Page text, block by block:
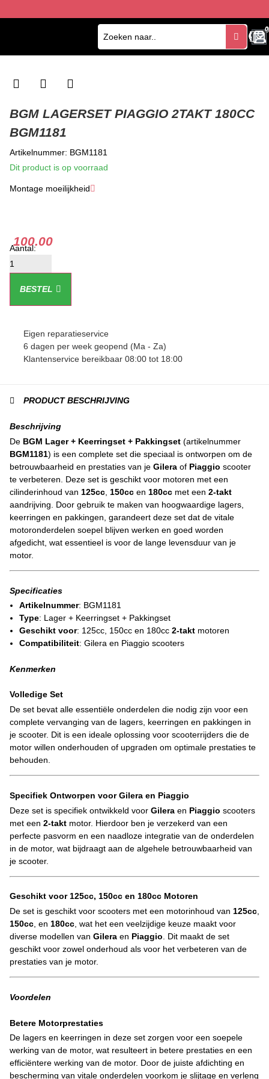
0
0
BGM LAGERSET PIAGGIO 2TAKT 180CC
BGM1181
Artikelnummer: BGM1181
Dit product is op voorraad
Montage moeilijkheid
★ ★
100.00
BESTEL
Eigen reparatieservice
6 dagen per week geopend (Ma - Za)
Klantenservice bereikbaar 08:00 tot 18:00
PRODUCT BESCHRIJVING
Beschrijving
De BGM Lager + Keerringset + Pakkingset (artikelnummer
BGM1181) is een complete set die speciaal is ontworpen om de
betrouwbaarheid en prestaties van je Gilera of Piaggio scooter
te verbeteren. Deze set is geschikt voor motoren met een
cilinderinhoud van 125cc 150cc en 180cc met een 2-takt
aandrijving. Door gebruik te maken van hoogwaardige lagers,
keerringen en pakkingen, garandeert deze set dat de vitale
motoronderdelen soepel blijven werken en goed worden
afgedicht, wat essentieel is voor de lange levensduur van je
motor.
Specificaties
Artikelnummer: BGM1181
Type: Lager + Keerringset + Pakkingset
Geschikt voor: 125cc, 150cc en 180cc 2-takt motoren
Compatibiliteit: Gilera en Piaggio scooters
Kenmerken
Volledige Set
De set bevat alle essentiële onderdelen die nodig zijn voor een
complete vervanging van de lagers, keerringen en pakkingen in
je scooter. Dit is een ideale oplossing voor scooterrijders die de
motor willen onderhouden of upgraden om optimale prestaties te
behouden.
Specifiek Ontworpen voor Gilera en Piaggio
Deze set is specifiek ontwikkeld voor Gilera en Piaggio scooters
met een 2-takt motor. Hierdoor ben je verzekerd van een
perfecte pasvorm en een naadloze integratie van de onderdelen
in de motor, wat bijdraagt aan de algehele betrouwbaarheid van
je scooter.
Geschikt voor 125cc, 150cc en 180cc Motoren
De set is geschikt voor scooters met een motorinhoud van 125cc
150cc , en 180cc , wat het een veelzijdige keuze maakt voor
diverse modellen van Gilera en Piaggio . Dit maakt de set
geschikt voor zowel onderhoud als voor het verbeteren van de
prestaties van je motor.
Voordelen
Betere Motorprestaties
De lagers en keerringen in deze set zorgen voor een soepele
werking van de motor, wat resulteert in betere prestaties en een
efficiëntere werking van de motor. Door de juiste afdichting en
bescherming van vitale onderdelen voorkom je slijtage en verleng